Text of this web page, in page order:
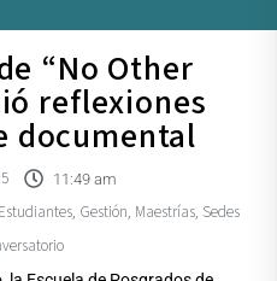
“No Other
reflexiones
documental
11:49 am
Estudiantes, Gestión Maestrías, Sedes